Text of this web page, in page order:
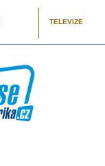
TELEVIZE